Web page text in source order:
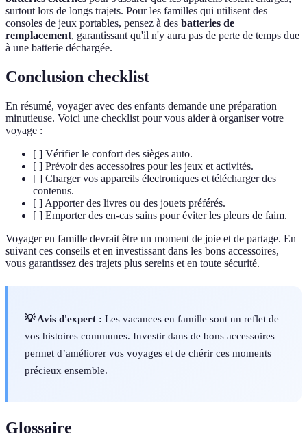
surtout lors de longs trajets. Pour les familles qui utilisent des
consoles de jeux portables, pensez à des batteries de
remplacement, garantissant qu'il n'y aura pas de perte de temps due
à une batterie déchargée.
Conclusion checklist
En résumé, voyager avec des enfants demande une préparation
minutieuse. Voici une checklist pour vous aider à organiser votre
voyage :
[ ] Vérifier le confort des sièges auto.
[ ] Prévoir des accessoires pour les jeux et activités.
[ ] Charger vos appareils électroniques et télécharger des
contenus.
[ ] Apporter des livres ou des jouets préférés.
[ ] Emporter des en-cas sains pour éviter les pleurs de faim.
Voyager en famille devrait être un moment de joie et de partage. En
suivant ces conseils et en investissant dans les bons accessoires,
vous garantissez des trajets plus sereins et en toute sécurité.
💡 Avis d'expert : Les vacances en famille sont un reflet de
vos histoires communes. Investir dans de bons accessoires
permet d’améliorer vos voyages et de chérir ces moments
précieux ensemble.
Glossaire